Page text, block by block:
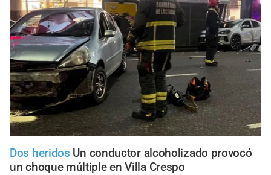
Dos heridos Un conductor alcoholizado provocó
un choque múltiple en Villa Crespo